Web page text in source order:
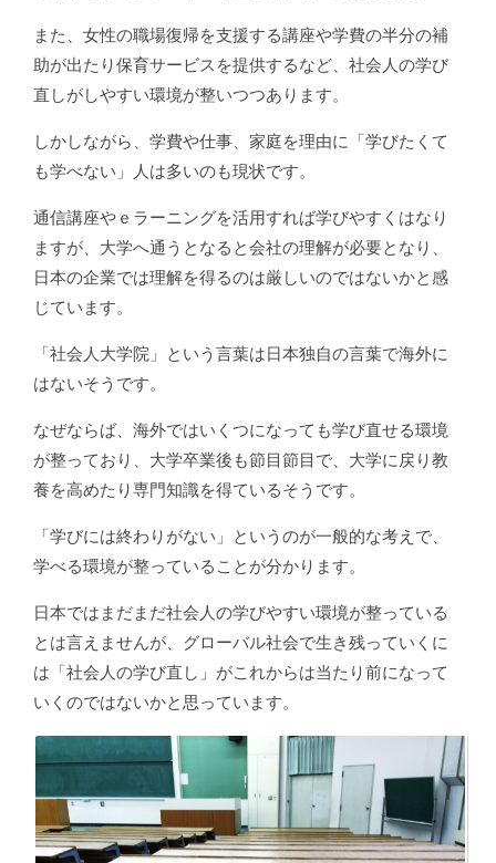
また、女性の職場復帰を支援する講座や学費の半分の補
助が出たり保育サービスを提供するなど、社会人の学び
直しがしやすい環境が整いつつあります。
しかしながら、学費や仕事、家庭を理由に「学びたくて
も学べない」人は多いのも現状です。
通信講座やｅラーニングを活用すれば学びやすくはなり
ますが、大学へ通うとなると会社の理解が必要となり、
日本の企業では理解を得るのは厳しいのではないかと感
じています。
「社会人大学院」という言葉は日本独自の言葉で海外に
はないそうです。
なぜならば、海外ではいくつになっても学び直せる環境
が整っており、大学卒業後も節目節目で、大学に戻り教
養を高めたり専門知識を得ているそうです。
「学びには終わりがない」というのが一般的な考えで、
学べる環境が整っていることが分かります。
日本ではまだまだ社会人の学びやすい環境が整っている
とは言えませんが、グローバル社会で生き残っていくに
は「社会人の学び直し」がこれからは当たり前になって
いくのではないかと思っています。